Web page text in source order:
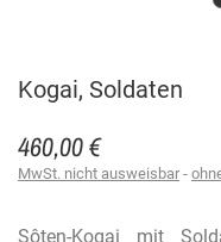
Kogai, Soldaten
460,00 €
MwSt. nicht ausweisbar
Sôten-Kogai mit